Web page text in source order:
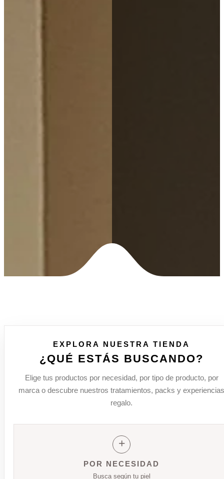
EXPLORA NUESTRA TIENDA
¿QUÉ ESTÁS BUSCANDO?
Elige tus productos por necesidad, por tipo de producto, por
marca o descubre nuestros tratamientos, packs y experiencias
regalo.
+
POR NECESIDAD
Busca según tu piel